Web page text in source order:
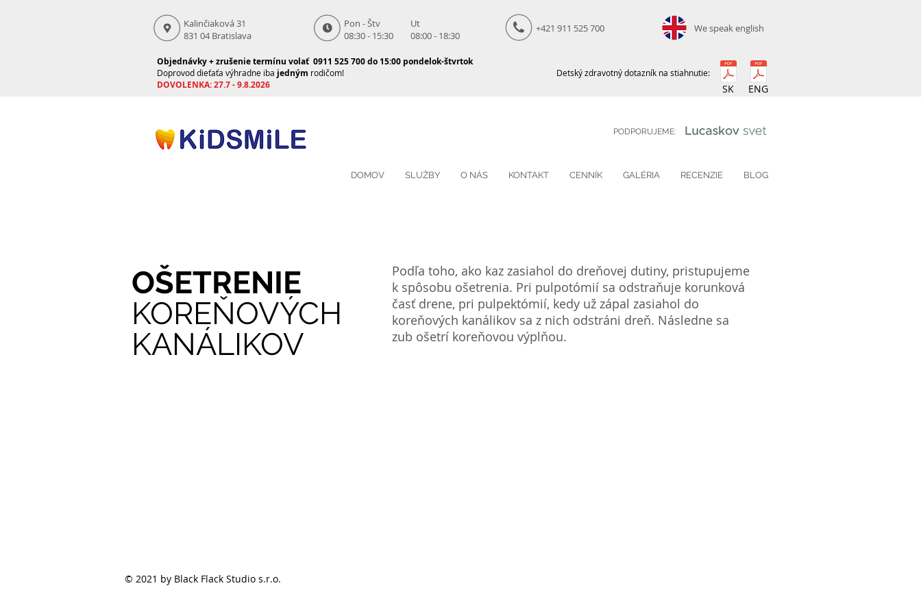
Kalinčiaková 31
831 04 Bratislava
Pon - Štv
08:30 - 15:30
We speak english
+421 911 525 700
Ut
08:00 - 18:30
Objednávky + zrušenie termínu volať 0911 525 700 do 15:00 pondelok-štvrtok
Doprovod dieťaťa výhradne iba jedným rodičom!
DOVOLENKA: 27.7 - 9.8.2026 SK
Detský zdravotný dotazník na stiahnutie:
ENG
PODPORUJEME:
DOMOV SLUŽBY O NÁS KONTAKT CENNÍK GALÉRIA RECENZIE BLOG
OŠETRENIE
KOREŇOVÝCH
KANÁLIKOV
Podľa toho, ako kaz zasiahol do dreňovej dutiny, pristupujeme
k spôsobu ošetrenia. Pri pulpotómií sa odstraňuje korunková
časť drene, pri pulpektómií, kedy už zápal zasiahol do
koreňových kanálikov sa z nich odstráni dreň. Následne sa
zub ošetrí koreňovou výplňou.
© 2021 by Black Flack Studio s.r.o.